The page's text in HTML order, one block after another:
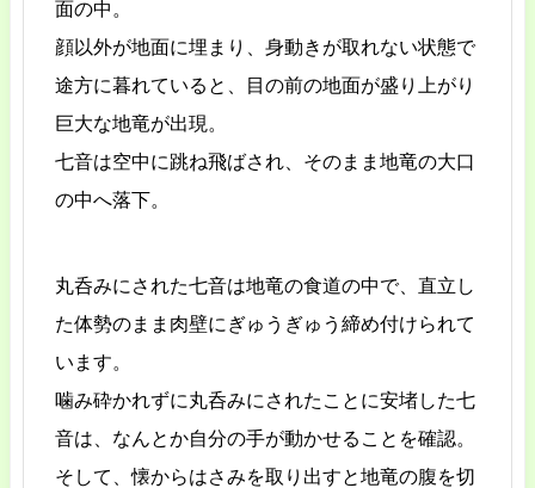
面の中。
顔以外が地面に埋まり、身動きが取れない状態で
途方に暮れていると、目の前の地面が盛り上がり
巨大な地竜が出現。
七音は空中に跳ね飛ばされ、そのまま地竜の大口
の中へ落下。
丸呑みにされた七音は地竜の食道の中で、直立し
た体勢のまま肉壁にぎゅうぎゅう締め付けられて
います。
噛み砕かれずに丸呑みにされたことに安堵した七
音は、なんとか自分の手が動かせることを確認。
そして、懐からはさみを取り出すと地竜の腹を切